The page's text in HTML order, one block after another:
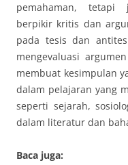
pemahaman, tetapi
berpikir kritis dan
pada tesis dan
mengevaluasi
membuat kesimpulan
dalam pelajaran yang
seperti sejarah,
dalam literatur dan
Baca juga: